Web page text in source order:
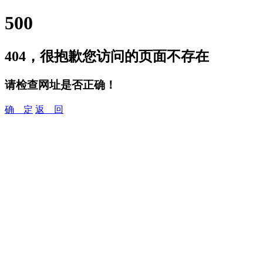
500
404，很抱歉您访问的页面不存在
请检查网址是否正确！
确 定 返 回